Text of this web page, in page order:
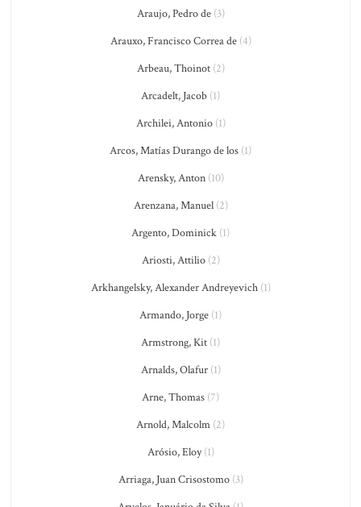
Araujo, Pedro de(3)
Arauxo, Francisco Correa de(4)
Arbeau, Thoinot(2)
Arcadelt, Jacob (1)
Archilei, Antonio(1)
Arcos, Matías Durango de los (1)
Arensky, Anton(10)
Arenzana, Manuel(2)
Argento, Dominick (1)
Ariosti, Attilio(2)
Arkhangelsky, Alexander Andreyevich(1)
Armando, Jorge (1)
Armstrong, Kit (1)
Arnalds, Olafur(1)
Arne, Thomas (7)
Arnold, Malcolm (2)
Arósio, Eloy(1)
Arriaga, Juan Crisostomo(3)